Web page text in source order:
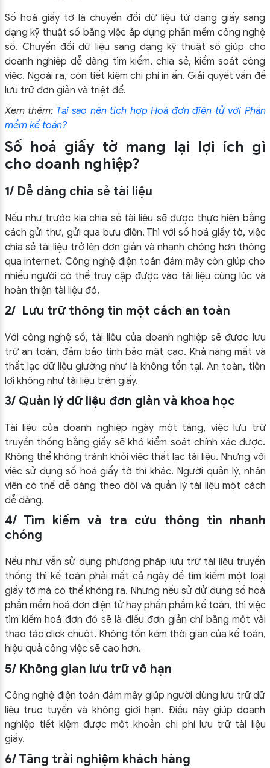
Số hoá giấy tờ là chuyển đổi dữ liệu từ dạng giấy sang
dạng kỹ thuật số bằng việc áp dụng phần mềm công nghệ
số. Chuyển đổi dữ liệu sang dạng kỹ thuật số giúp cho
doanh nghiệp dễ dàng tìm kiếm, chia sẻ, kiểm soát công
việc. Ngoài ra, còn tiết kiệm chi phí in ấn. Giải quyết vấn đề
lưu trữ đơn giản và triệt để.
Xem thêm: Tại sao nên tích hợp Hoá đơn điện tử với Phần
mềm kế toán?
Số hoá giấy tờ mang lại lợi ích gì
cho doanh nghiệp?
1/ Dễ dàng chia sẻ tài liệu
Nếu như trước kia chia sẻ tài liệu sẽ được thực hiện bằng
cách gửi thư, gửi qua bưu điện. Thì với số hoá giấy tờ, việc
chia sẻ tài liệu trở lên đơn giản và nhanh chóng hơn thông
qua internet. Công nghệ điện toán đám mây còn giúp cho
nhiều người có thể truy cập được vào tài liệu cùng lúc và
hoàn thiện tài liệu đó.
2/ Lưu trữ thông tin một cách an toàn
Với công nghệ số, tài liệu của doanh nghiệp sẽ được lưu
trữ an toàn, đảm bảo tính bảo mật cao. Khả năng mất và
thất lạc dữ liệu giường như là không tồn tại. An toàn, tiện
lợi không như tài liệu trên giấy.
3/ Quản lý dữ liệu đơn giản và khoa học
Tài liệu của doanh nghiệp ngày một tăng, việc lưu trữ
truyền thống bằng giấy sẽ khó kiểm soát chính xác được.
Không thể không tránh khỏi việc thất lạc tài liệu. Nhưng với
việc sử dụng số hoá giấy tờ thì khác. Người quản lý, nhân
viên có thể dễ dàng theo dõi và quản lý tài liệu một cách
dễ dàng.
4/ Tìm kiếm và tra cứu thông tin nhanh
chóng
Nếu như vẫn sử dụng phương pháp lưu trữ tài liệu truyền
thống thì kế toán phải mất cả ngày để tìm kiếm một loại
giấy tờ mà có thể không ra. Nhưng nếu sử dử dụng số hoá
phần mềm hoá đơn điện tử hay phần phầm kế toán, thì việc
tìm kiếm hoá đơn đó sẽ là điều đơn giản chỉ bằng một vài
thao tác click chuột. Không tốn kém thời gian của kế toán,
hiệu quả công việc sẽ cao hơn.
5/ Không gian lưu trữ vô hạn
Công nghệ điện toán đám mây giúp người dùng lưu trữ dữ
liệu trục tuyến và không giới hạn. Điều này giúp doanh
nghiệp tiết kiệm được một khoản chi phí lưu trữ tài liệu
giấy.
6/ Tăng trải nghiệm khách hàng